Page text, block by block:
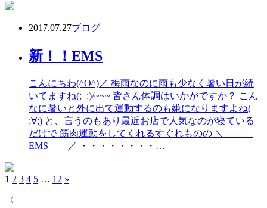
2017.07.27ブログ
新！！EMS
こんにちわ(^O^)／ 梅雨なのに雨も少なく暑い日が続
いてますね(;_;)/~~~ 皆さん体調はいかがですか？ こん
なに暑いと外に出て運動するのも嫌になりますよね(
;∀;) と、言うのもあり最近お店で人気なのが寝ている
だけで 筋肉運動をしてくれるすぐれものの ＼
EMS ／ ・・・・・・・・…
1 2 3 4 5 … 12 »
〈